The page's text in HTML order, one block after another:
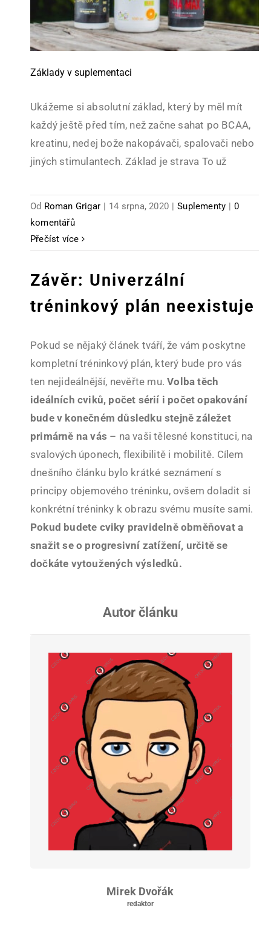
Základy v suplementaci
Ukážeme si absolutní základ, který by měl mít
každý ještě před tím, než začne sahat po BCAA,
kreatinu, nedej bože nakopávači, spalovači nebo
jiných stimulantech. Základ je strava To už
Od Roman Grigar 14 srpna, 2020 Suplementy
0
komentářů
Přečíst více
Závěr: Univerzální
tréninkový plán neexistuje
Pokud se nějaký článek tváří, že vám poskytne
kompletní tréninkový plán, který bude pro vás
ten nejideálnější, nevěřte mu.Volba těch
ideálních cviků, počet sérií i počet opakování
bude v konečném důsledku stejně záležet
primárně na vás – na vaši tělesné konstituci, na
svalových úponech, flexibilitě i mobilitě. Cílem
dnešního článku bylo krátké seznámení s
principy objemového tréninku, ovšem doladit si
konkrétní tréninky k obrazu svému musíte sami.
Pokud budete cviky pravidelně obměňovat a
snažit se o progresivní zatížení, určitě se
dočkáte vytoužených výsledků.
Autor článku
Mirek Dvořák
redaktor